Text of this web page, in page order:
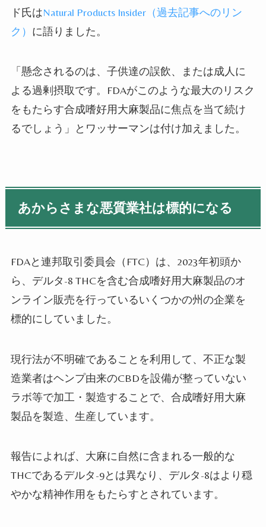
ド氏はNatural Products Insider（過去記事へのリン
ク） に語りました。
「懸念されるのは、子供達の誤飲、または成人に
よる過剰摂取です。 FDAがこのような最大のリスク
をもたらす合成嗜好用大麻製品に焦点を当て続け
るでしょう」とワッサーマンは付け加えました。
あからさまな悪質業社は標的になる
FDAと連邦取引委員会（ FTC）は、 2023年初頭か
ら、デルタ-8 THCを含む合成嗜好用大麻製品のオ
ンライン販売を行っているいくつかの州の企業を
標的にしていました。
現行法が不明確であることを利用して、不正な製
造業者はヘンプ由来のCBDを設備が整っていない
ラボ等で加工・製造することで、合成嗜好用大麻
製品を製造、生産しています。
報告によれば、大麻に自然に含まれる一般的な
THCであるデルタ-9とは異なり、デルタ-8はより穏
やかな精神作用をもたらすとされています。